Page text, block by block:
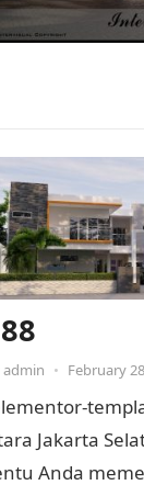
admin • February
Jakarta
Anda